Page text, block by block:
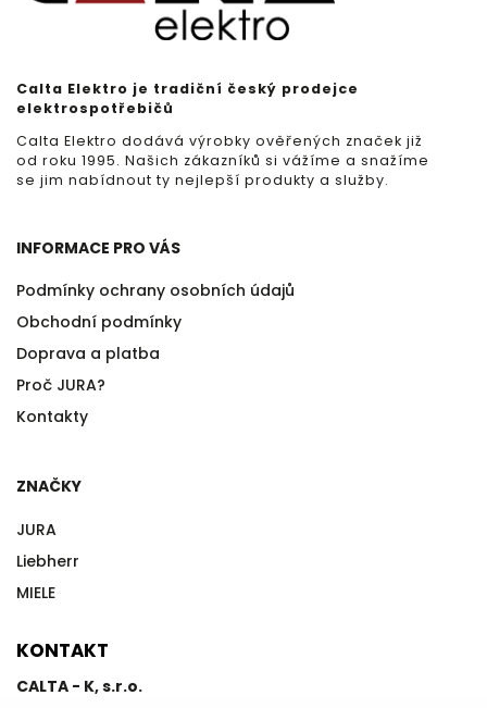
Calta Elektro je tradiční český prodejce
elektrospotřebičů
Calta Elektro dodává výrobky ověřených značek již
od roku 1995. Našich zákazníků si vážíme a snažíme
se jim nabídnout ty nejlepší produkty a služby.
INFORMACE PRO VÁS
Podmínky ochrany osobních údajů
Obchodní podmínky
Doprava a platba
Proč JURA?
Kontakty
ZNAČKY
JURA
Liebherr
MIELE
KONTAKT
CALTA - K, s.r.o.